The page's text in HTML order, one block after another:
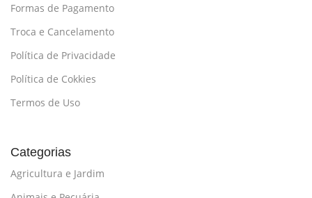
Formas de Pagamento
Troca e Cancelamento
Política de Privacidade
Política de Cokkies
Termos de Uso
Categorias
Agricultura e Jardim